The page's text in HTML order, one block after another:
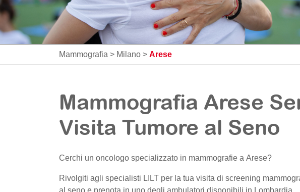
Mammografia > Milano > Arese
Mammografia Arese
Visita Tumore al Seno
Cerchi un oncologo specializzato in mammografie a Arese?
Rivolgiti agli specialisti LILT per la tua visita di screening
al seno e prenota in uno degli ambulatori disponibili in Lombardia.